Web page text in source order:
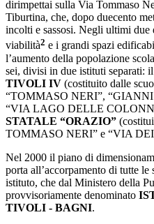
dirimpettai sulla Via Tommaso
Tiburtina, che, dopo duecento
incolti e sassosi. Negli ultimi
viabilità2 e i grandi spazi
l’aumento della popolazione
sei, divisi in due istituti separati: il
TIVOLI IV (costituito dalle
“TOMMASO NERI”,
“VIA LAGO DELLE
STATALE “ORAZIO”
TOMMASO NERI” e “VIA
Nel 2000 il piano di
porta all’accorpamento di tutte
istituto, che dal Ministero della
provvisoriamente denominato
TIVOLI - BAGNI.